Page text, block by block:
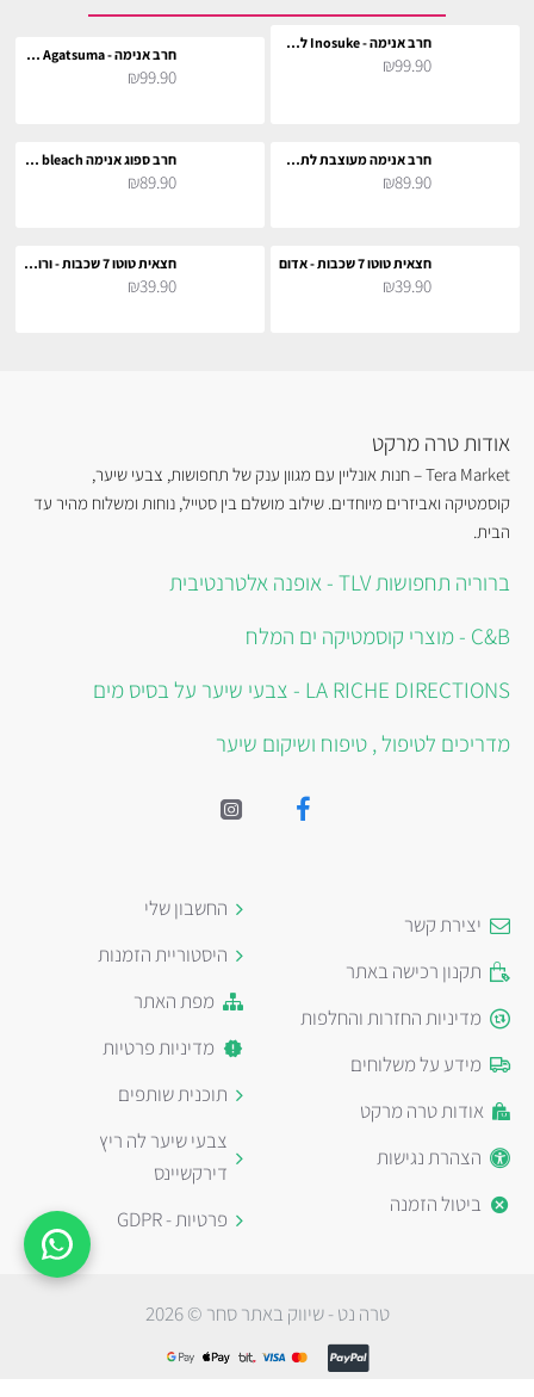
חרב אנימה - Inosuke לתחפושת וקוספליי
₪99.90 חרב אנימה - Zenitsu Agatsuma לתחפושת וקוספליי
₪99.90
חרב אנימה מעוצבת לתחפושת וקוספליי
₪89.90
חרב ספוג אנימה bleach לתחפושת וקוספליי
₪89.90
חצאית טוטו 7 שכבות - אדום
₪39.90
חצאית טוטו 7 שכבות - ורוד בייבי
₪39.90
אודות טרה מרקט
Tera Market – חנות אונליין עם מגוון ענק של תחפושות, צבעי שיער,
קוסמטיקה ואביזרים מיוחדים. שילוב מושלם בין סטייל, נוחות ומשלוח מהיר עד
הבית.
ברוריה תחפושות TLV - אופנה אלטרנטיבית
C&B - מוצרי קוסמטיקה ים המלח
LA RICHE DIRECTIONS - צבעי שיער על בסיס מים
מדריכים לטיפול , טיפוח ושיקום שיער
יצירת קשר
תקנון רכישה באתר
מדיניות החזרות והחלפות
מידע על משלוחים
אודות טרה מרקט
הצהרת נגישות
ביטול הזמנה
החשבון שלי
היסטוריית הזמנות
מפת האתר
מדיניות פרטיות
תוכנית שותפים
צבעי שיער לה ריץ
דירקשיינס
פרטיות - GDPR
טרה נט - שיווק באתר סחר © 2026